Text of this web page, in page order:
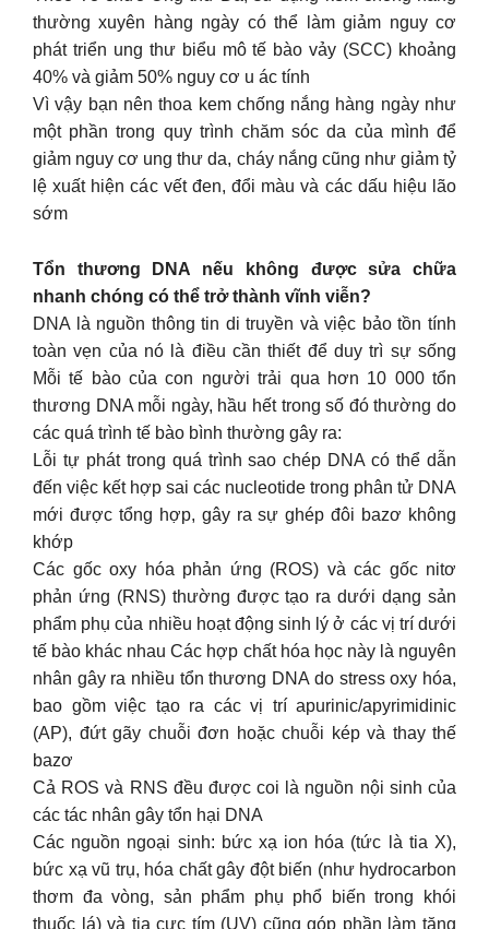
thường xuyên hàng ngày có thể làm giảm nguy cơ
phát triển ung thư biểu mô tế bào vảy (SCC) khoảng
40% và giảm 50% nguy cơ u ác tính
Vì vậy bạn nên thoa kem chống nắng hàng ngày như
một phần trong quy trình chăm sóc da của mình để
giảm nguy cơ ung thư da, cháy nắng cũng như giảm tỷ
lệ xuất hiện các vết đen, đổi màu và các dấu hiệu lão
sớm
Tổn thương DNA nếu không được sửa chữa
nhanh chóng có thể trở thành vĩnh viễn?
DNA là nguồn thông tin di truyền và việc bảo tồn tính
toàn vẹn của nó là điều cần thiết để duy trì sự sống
Mỗi tế bào của con người trải qua hơn 10 000 tổn
thương DNA mỗi ngày, hầu hết trong số đó thường do
các quá trình tế bào bình thường gây ra:
Lỗi tự phát trong quá trình sao chép DNA có thể dẫn
đến việc kết hợp sai các nucleotide trong phân tử DNA
mới được tổng hợp, gây ra sự ghép đôi bazơ không
khớp
Các gốc oxy hóa phản ứng (ROS) và các gốc nitơ
phản ứng (RNS) thường được tạo ra dưới dạng sản
phẩm phụ của nhiều hoạt động sinh lý ở các vị trí dưới
tế bào khác nhau Các hợp chất hóa học này là nguyên
nhân gây ra nhiều tổn thương DNA do stress oxy hóa,
bao gồm việc tạo ra các vị trí apurinic/apyrimidinic
(AP), đứt gãy chuỗi đơn hoặc chuỗi kép và thay thế
bazơ
Cả ROS và RNS đều được coi là nguồn nội sinh của
các tác nhân gây tổn hại DNA
Các nguồn ngoại sinh: bức xạ ion hóa (tức là tia X),
bức xạ vũ trụ, hóa chất gây đột biến (như hydrocarbon
thơm đa vòng, sản phẩm phụ phổ biến trong khói
thuốc lá) và tia cực tím (UV) cũng góp phần làm tăng